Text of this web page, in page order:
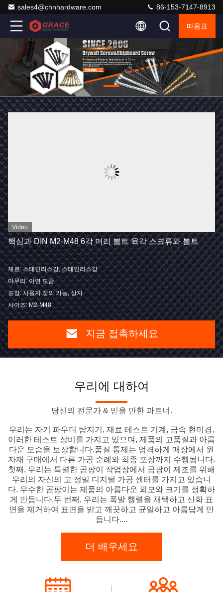
sales4@chnhardware.com 86-153-7147-8913
따옴표
Video
핵심과 DIN M2-M48 6각 머리 볼트 육각 스크류와 볼트
재료: 스테인리스강, 스테인리스강
마무리: 아연 도금
포장: 사용자 정의 가능, 상자
사이즈: M2-M48
지금 접촉하세요
우리에 대하여
당신의 전문가 & 믿을 만한 파트너.
우리는 자기 파우더 탐지기, 재료 테스트 기계, 금속 현미경,
이러한 테스트 장비를 가지고 있으며, 제품의 고품질과 아름
다운 모습을 보장합니다.품질 통제는 엄격하게 매장에서 원
자재 구매에서 다른 가공 순례와 최종 포장까지 수행됩니다.
첫째, 우리는 특별한 곰팡이 작업장에서 곰팡이 제조를 위해
우리의 자신의 고 정밀 디지털 가공 센터를 가지고 있습니
다. 우수한 곰팡이는 제품의 아름다운 외모와 크기를 정확하
게 만듭니다.두 번째, 우리는 폭발 행렬을 채택하고 산화 표
면을 제거하여 표면을 밝고 깨끗하고 균일하고 아름답게 만
듭니다....
더 배우세요